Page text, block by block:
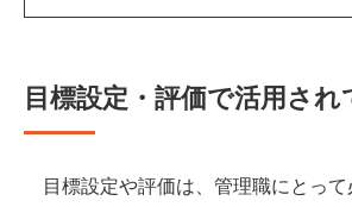
目標設定・評価で活用さ
目標設定や評価は、管理職にとっ